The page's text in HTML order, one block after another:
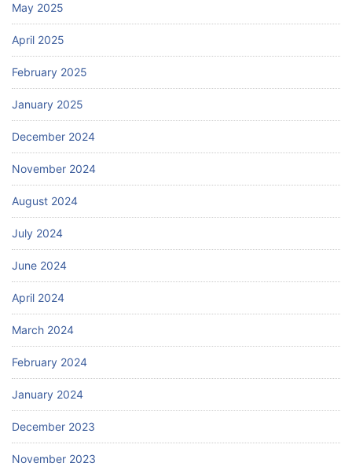
May 2025
April 2025
February 2025
January 2025
December 2024
November 2024
August 2024
July 2024
June 2024
April 2024
March 2024
February 2024
January 2024
December 2023
November 2023